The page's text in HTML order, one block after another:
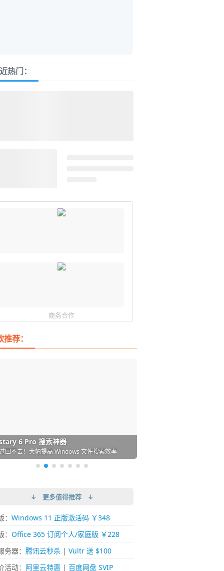
热门：
商务合作
荐：
必备的下载神器
的 Windows 平台下载工具
6 Pro 搜索神器
回不去！大幅提高 Windows 文件搜索效率
桌面图标自动整理/美化神器
必备！图标再多桌面也不再凌乱！
Desktop 虚拟机
上流畅运行 Windows (支持 M 芯片)
下载网络视频的神器 (Mac)
下视频，超简单好用！谁用谁知道
- 极简好用的 Markdown 编辑器
写作体验！跨平台支持 Win / Mac
↓ 更多值得推荐 ↓
Windows 11 正版激活码 ￥348
Office 365 订阅个人/家庭版 ￥228
务器： 腾讯云秒杀| Vultr 送 $100
活动： 阿里云特惠 | 百度网盘 SVIP